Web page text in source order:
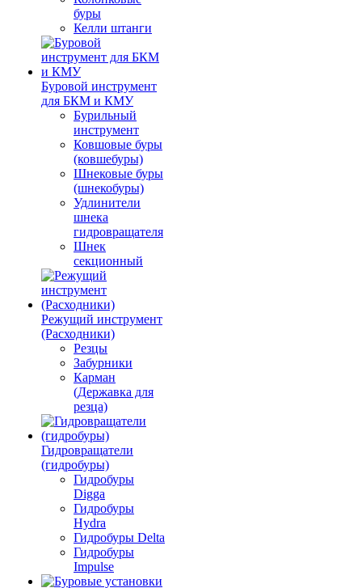
буры
Келли штанги
Буровой инструмент
для БКМ и КМУ
Бурильный
инструмент
Ковшовые буры
(ковшебуры)
Шнековые буры
(шнекобуры)
Удлинители
шнека
гидровращателя
Шнек
секционный
Режущий инструмент
(Расходники)
Резцы
Забурники
Карман
(Державка для
резца)
Гидровращатели
(гидробуры)
Гидробуры
Digga
Гидробуры
Hydra
Гидробуры Delta
Гидробуры
Impulse